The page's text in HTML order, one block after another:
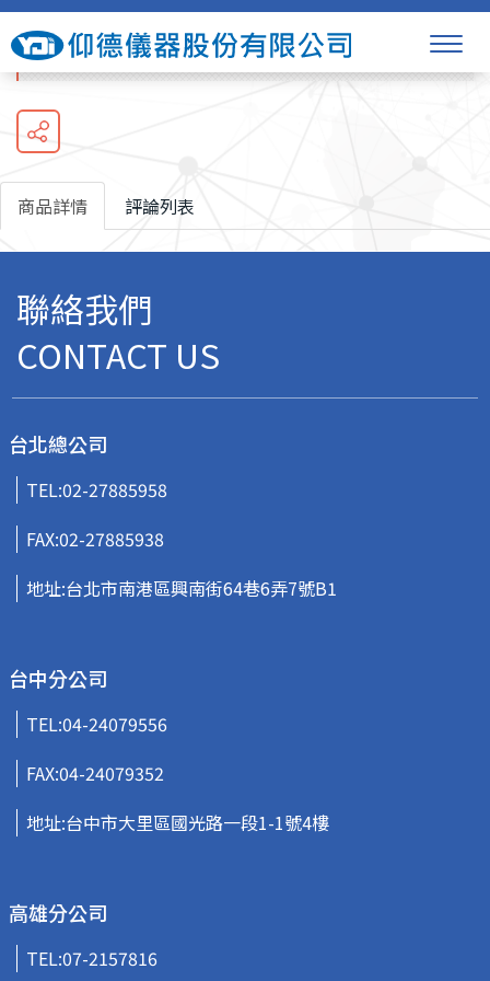
生理監視器CSM-1500(G5)系列
商品詳情 評論列表
聯絡我們
CONTACT US
台北總公司
TEL:02-27885958
FAX:02-27885938
地址:台北市南港區興南街64巷6弄7號B1
台中分公司
TEL:04-24079556
FAX:04-24079352
地址:台中市大里區國光路一段1-1號4樓
高雄分公司
TEL:07-2157816